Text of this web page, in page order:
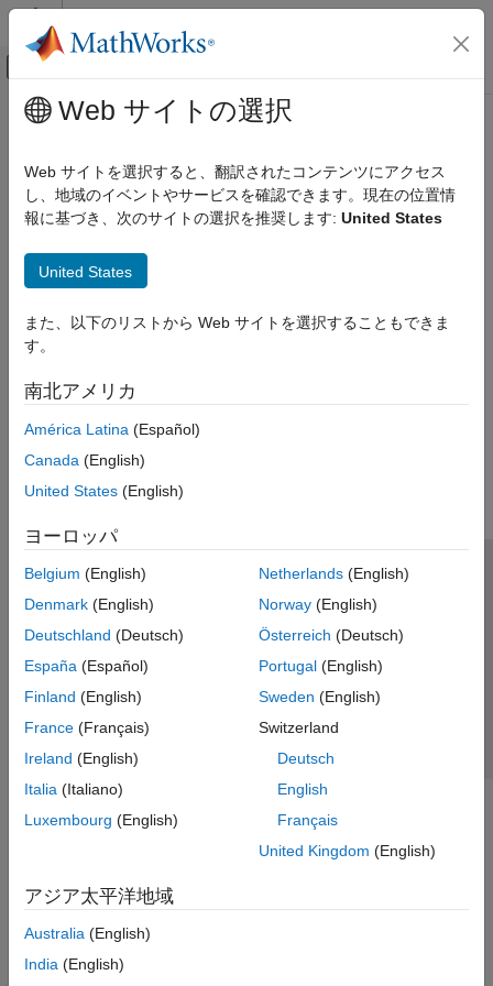
コンテンツへスキップ
オフキャンバス ナビゲーション メ
ドキュメンテーションのホーム
メインコンテンツ
Web サイトの選択
Web サイトを選択すると、翻訳されたコンテンツにアクセス
し、地域のイベントやサービスを確認できます。現在の位置情
報に基づき、次のサイトの選択を推奨します: United States
United States
また、以下のリストから Web サイトを選択することもできま
す。
南北アメリカ
América Latina (Español)
Canada (English)
United States (English)
ヨーロッパ
Belgium (English)
Denmark (English)
Deutschland (Deutsch)
España (Español)
Finland (English)
France (Français)
Ireland (English)
Italia (Italiano)
Luxembourg (English)
Netherlands(English)
Norway(English)
Österreich (Deutsch)
Portugal(English)
Sweden (English)
Switzerland
Deutsch
English
Français
United Kingdom (English)
アジア太平洋地域
Australia (English)
India (English)
トラストセンター
プライバシー ポリシー
違法コピー防止
アプリケーション ステータス
© 1994-2026 The MathWorks, Inc.